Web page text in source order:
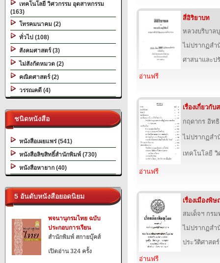
เทคโนโลยี วิศวกรรม อุตสาหกรรม
(163)
โทรคมนาคม (2)
ทั่วไป (108)
สังคมศาสตร์ (3)
ไม่สังกัดหมวด (2)
คณิตศาสตร์ (2)
วรรณคดี (4)
ชนิดหนังสือ
หนังสือเผยแพร่ (541)
หนังสือลิขสิทธิ์สำนักพิมพ์ (730)
หนังสือหายาก (40)
5 อันดับหนังสือยอดนิยม
พจนานุกรมไทย ฉบับ
ประกอบการเรียน
สำนักพิมพ์ สกายบุ๊คส์
เปิดอ่าน 324 ครั้ง
สี่อิริยาบท
หลวงบริบา
ไม่ปรากฏส
ศาสนาและป
อ่านฟรี
เรื่องเกี่ยวกั
กฤดากร อิท
ไม่ปรากฏส
เทคโนโลยี
อ่านฟรี
เรื่องเมืองพิ
สมเด็จฯ กร
ไม่ปรากฏส
ประวัติศาสต
อ่านฟรี